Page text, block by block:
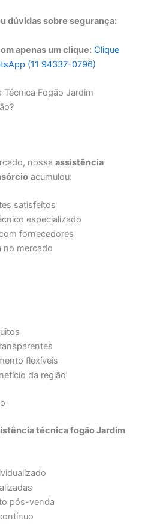
dúvidas sobre segurança:
apenas um clique: Clique
(11 94337-0796)
Fogão Jardim
nossaassistência
acumulou:
satisfeitos
especializado
fornecedores
no mercado
flexíveis
da região
técnica fogão Jardim
pós-venda